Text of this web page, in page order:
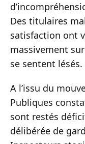
Des titulaires
satisfaction ont
massivement
se sentent lésés.
A l’issu du
Publiques
sont restés
délibérée de